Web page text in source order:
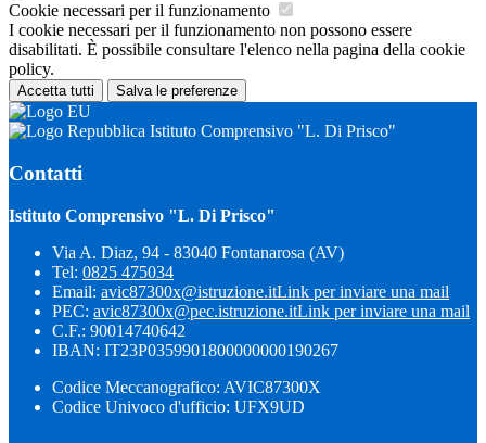
Cookie necessari per il funzionamento
I cookie necessari per il funzionamento non possono essere
disabilitati. È possibile consultare l'elenco nella pagina della cookie
policy.
Accetta tutti Salva le preferenze
Istituto Comprensivo "L. Di Prisco"
Contatti
Istituto Comprensivo "L. Di Prisco"
Via A. Diaz, 94 - 83040 Fontanarosa (AV)
Tel: 0825 475034
Email: avic87300x@istruzione.itLink per inviare una mail
PEC: avic87300x@pec.istruzione.itLink per inviare una mail
C.F.: 90014740642
IBAN: IT23P0359901800000000190267
Codice Meccanografico: AVIC87300X
Codice Univoco d'ufficio: UFX9UD